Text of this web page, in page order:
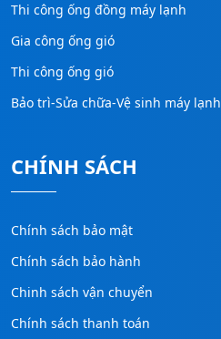
Thi công ống đồng máy lạnh
Gia công ống gió
Thi công ống gió
Bảo trì-Sửa chữa-Vệ sinh máy lạnh
CHÍNH SÁCH
Chính sách bảo mật
Chính sách bảo hành
Chinh sách vận chuyển
Chính sách thanh toán